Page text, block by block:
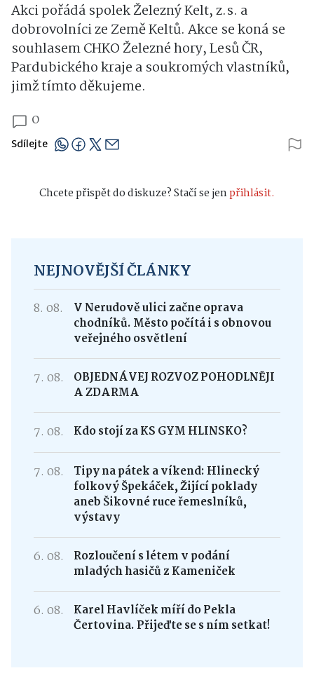
Akci pořádá spolek Železný Kelt, z.s. a
dobrovolníci ze Země Keltů. Akce se koná se
souhlasem CHKO Železné hory, Lesů ČR,
Pardubického kraje a soukromých vlastníků,
jimž tímto děkujeme.
0
Sdílejte
Chcete přispět do diskuze? Stačí se jenpřihlásit.
NEJNOVĚJŠÍ ČLÁNKY
8. 08.
V Nerudově ulici začne oprava
chodníků. Město počítá i s obnovou
veřejného osvětlení
7. 08.
OBJEDNÁVEJ ROZVOZ POHODLNĚJI
A ZDARMA
7. 08. Kdo stojí za KS GYM HLINSKO?
7. 08.
Tipy na pátek a víkend: Hlinecký
folkový Špekáček, Žijící poklady
aneb Šikovné ruce řemeslníků,
výstavy
6. 08.
Rozloučení s létem v podání
mladých hasičů z Kameniček
6. 08.
Karel Havlíček míří do Pekla
Čertovina. Přijeďte se s ním setkat!